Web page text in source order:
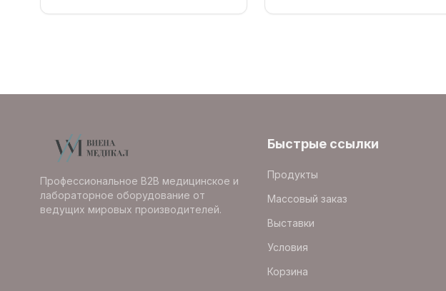
Профессиональное B2B медицинское и
лабораторное оборудование от
ведущих мировых производителей.
Быстрые ссылки
Продукты
Массовый заказ
Выставки
Условия
Корзина